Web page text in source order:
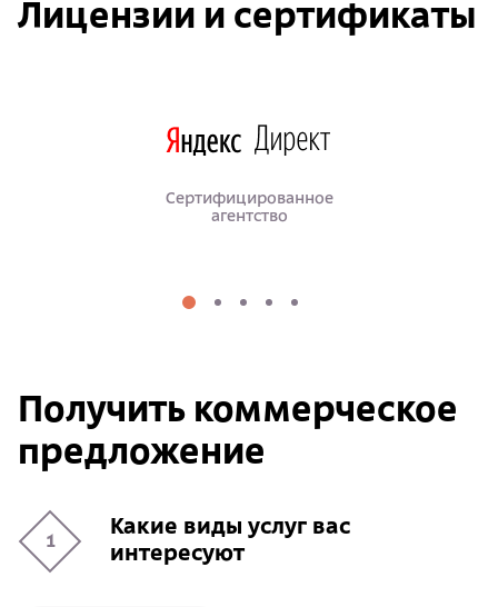
Лицензии и сертификаты
Сертифицированное
агентство
Получить коммерческое
предложение
1
Какие виды услуг вас
интересуют